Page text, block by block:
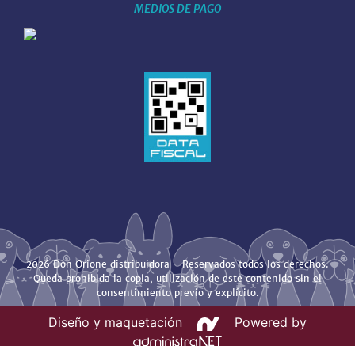
MEDIOS DE PAGO
2026 Don Orione distribuidora - Reservados todos los derechos.
Queda prohibida la copia, utilización de este contenido sin el
consentimiento previo y explícito.
Diseño y maquetación Powered by